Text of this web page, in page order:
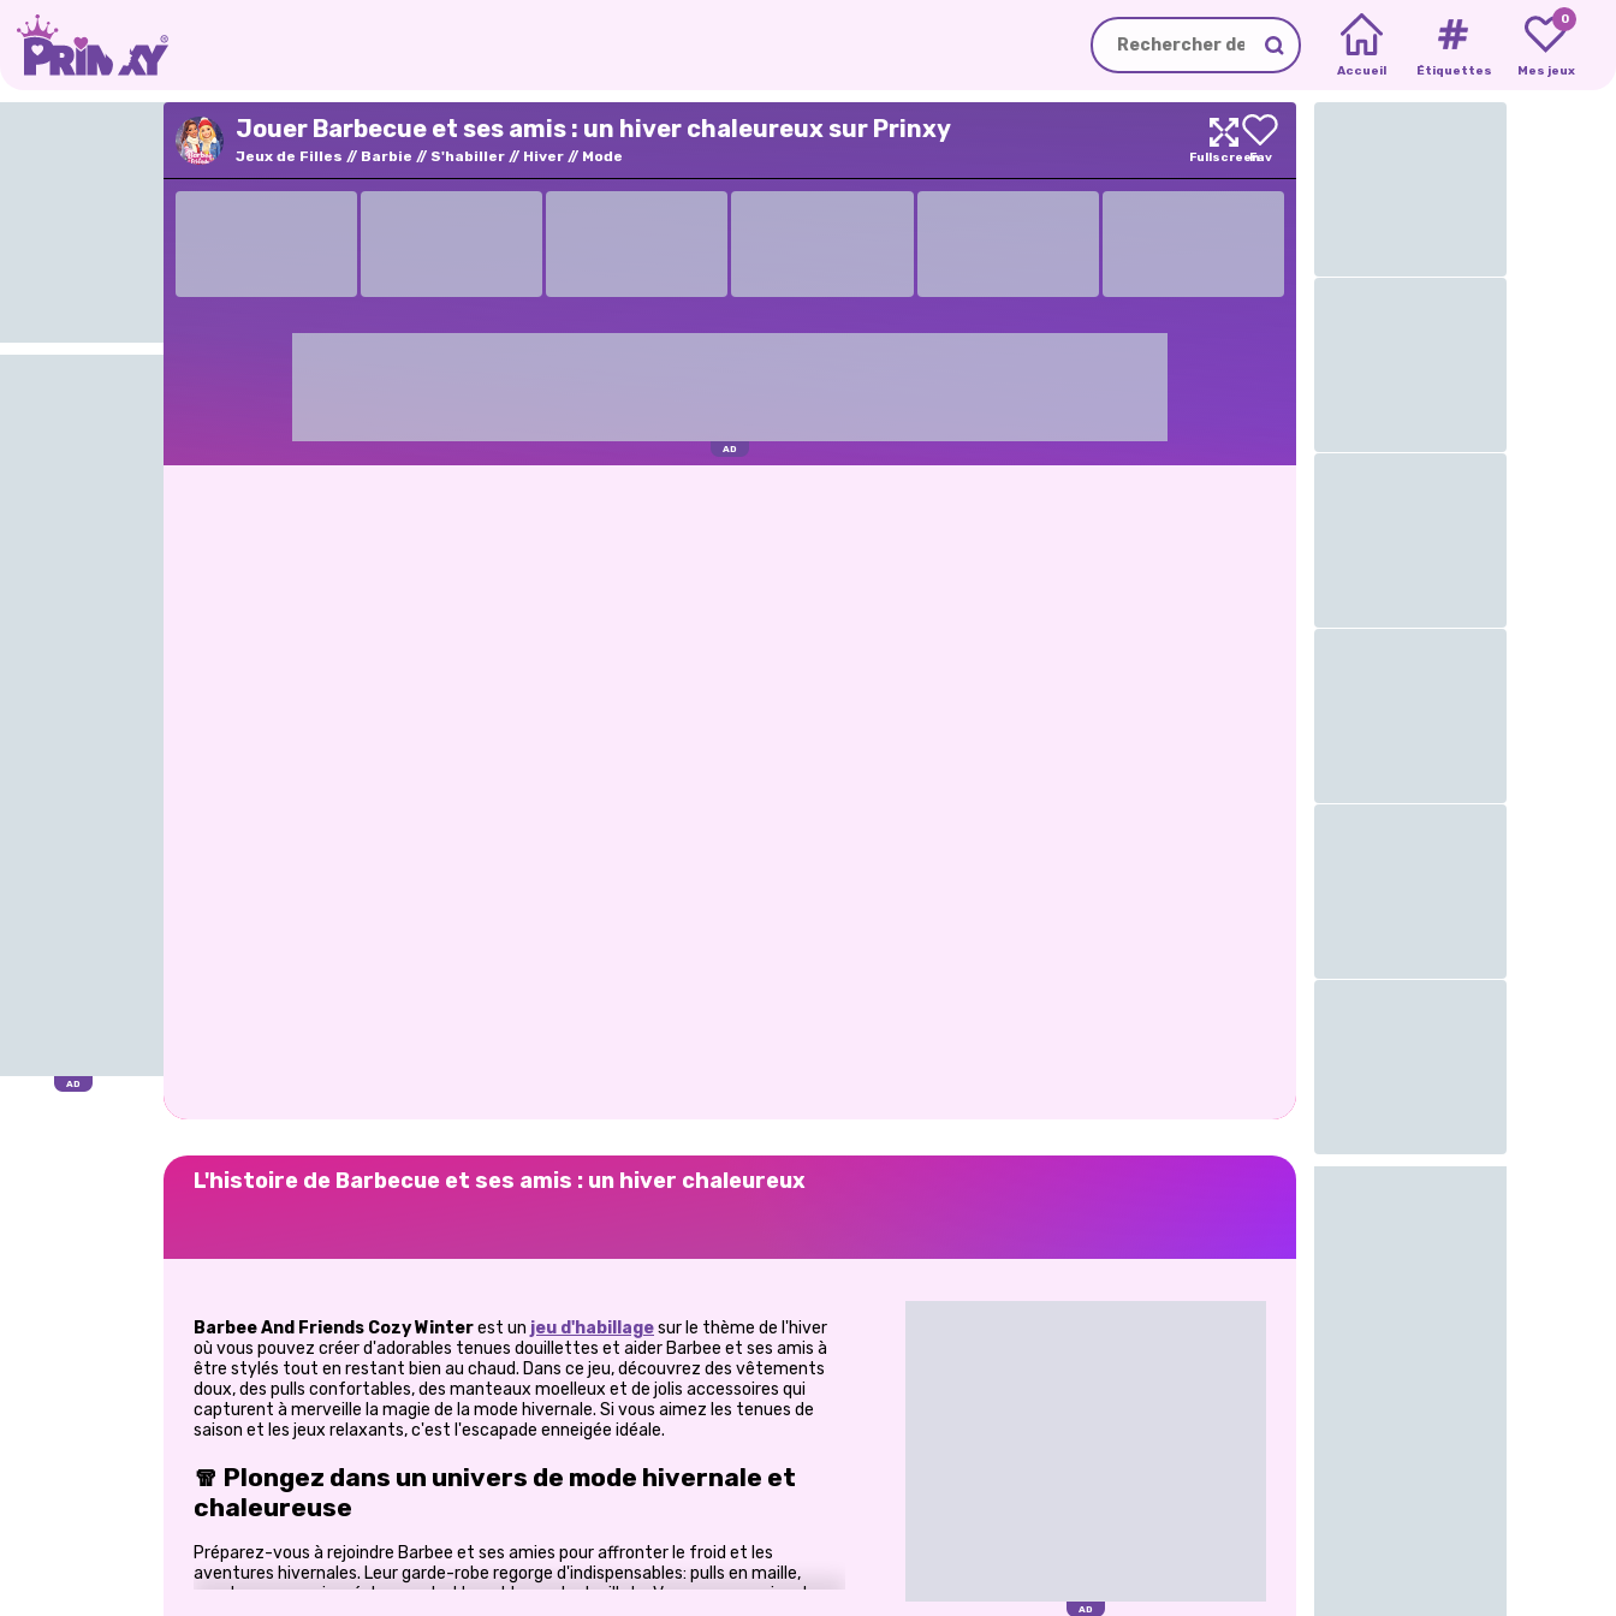
Accueil Étiquettes
0
Mes jeux
Jouer Barbecue et ses amis : un hiver chaleureux sur Prinxy
Jeux de Filles Barbie S'habiller Hiver Mode
L'histoire de Barbecue et ses amis : un hiver chaleureux
Barbee And Friends Cozy Winterest un jeu d'habillagesur le thème de l'hiver
où vous pouvez créer d'adorables tenues douillettes et aider Barbee et ses amis à
être stylés tout en restant bien au chaud. Dans ce jeu, découvrez des vêtements
doux, des pulls confortables, des manteaux moelleux et de jolis accessoires qui
capturent à merveille la magie de la mode hivernale. Si vous aimez les tenues de
saison et les jeux relaxants, c'est l'escapade enneigée idéale.
🧣 Plongez dans un univers de mode hivernale et
chaleureuse
Préparez-vous à rejoindre Barbee et ses amies pour affronter le froid et les
aventures hivernales. Leur garde-robe regorge d'indispensables: pulls en maille,
manteaux oversize, écharpes, bottes et bonnets douillets. Vous pouvez mixer les